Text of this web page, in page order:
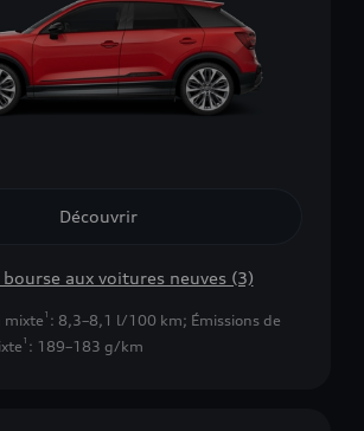
Découvrir
bourse aux voitures neuves (3)
mixte 1 : 8,3–8,1 l/100 km; Émissions de
1 : 189–183 g/km